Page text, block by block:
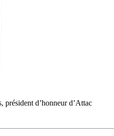
président d’honneur d’Attac